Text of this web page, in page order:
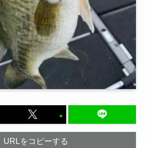
URLをコピーする